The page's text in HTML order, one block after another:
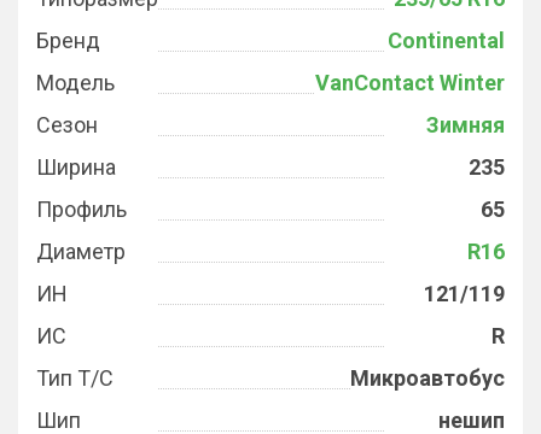
Бренд
Continental
Модель
VanContact Winter
Сезон
Зимняя
Ширина
235
Профиль
65
Диаметр
R16
ИН
121/119
ИС
R
Тип Т/С
Микроавтобус
Шип
нешип